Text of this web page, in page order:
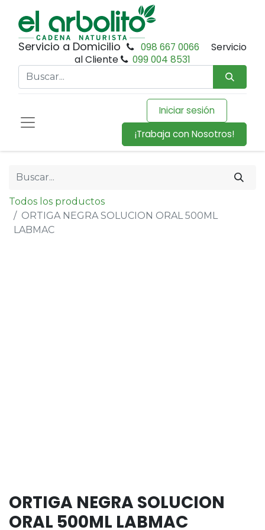
Servicio a Domicilio 098 667 0066
Servicio
al Cliente
099 004 8531
Iniciar sesión
¡Trabaja con Nosotros!
Todos los productos
ORTIGA NEGRA SOLUCION ORAL 500ML
LABMAC
ORTIGA NEGRA SOLUCION
ORAL 500ML LABMAC